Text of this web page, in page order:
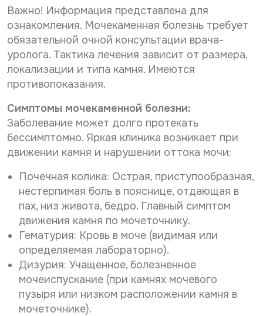
Важно! Информация представлена для
ознакомления. Мочекаменная болезнь требует
обязательной очной консультации врача-
уролога. Тактика лечения зависит от размера,
локализации и типа камня. Имеются
противопоказания.
Симптомы мочекаменной болезни:
Заболевание может долго протекать
бессимптомно. Яркая клиника возникает при
движении камня и нарушении оттока мочи:
Почечная колика: Острая, приступообразная,
нестерпимая боль в пояснице, отдающая в
пах, низ живота, бедро. Главный симптом
движения камня по мочеточнику.
Гематурия: Кровь в моче (видимая или
определяемая лабораторно).
Дизурия: Учащенное, болезненное
мочеиспускание (при камнях мочевого
пузыря или низком расположении камня в
мочеточнике).
у
п
е
р
с
о
н
а
л
ь
н
ы
х
д
н
л
к
у
е
р
с
н
а
л
ь
н
ы
х
д
а
н
ы
ФИО направившего врача, указанного в направлении*
Нужное Вам исследование*
Даю согласие наобработку персональных данных
Даю согласие на получение информационной
Отправить
После анализа заявки Вам ответят электронным
письмом на указанный Вами e-mail.
Срок обработки заявки - до 2-х рабочих дней.
Ввиду высокой загруженности наших докторов дата
и время приема могут отличаться от Вашего
пожелания в интернет-заявке.